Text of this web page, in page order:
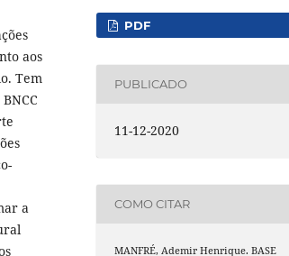
aos
Tem
a
PDF
PUBLICADO
11-12-2020
COMO CITAR
MANFRÉ, Ademir Henrique. BASE